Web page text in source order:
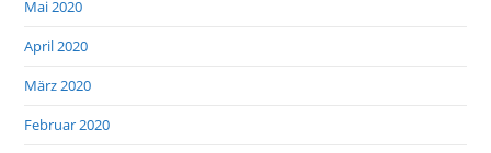
Mai 2020
April 2020
März 2020
Februar 2020